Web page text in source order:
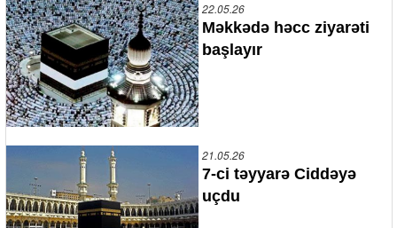
22.05.26
Məkkədə həcc ziyarəti
başlayır
21.05.26
7-ci təyyarə Ciddəyə
uçdu